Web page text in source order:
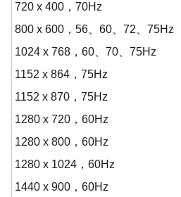
720 x 400，70Hz
800 x 600，56、60、72、75Hz
1024 x 768，60、70、75Hz
1152 x 864，75Hz
1152 x 870，75Hz
1280 x 720，60Hz
1280 x 800，60Hz
1280 x 1024，60Hz
1440 x 900，60Hz